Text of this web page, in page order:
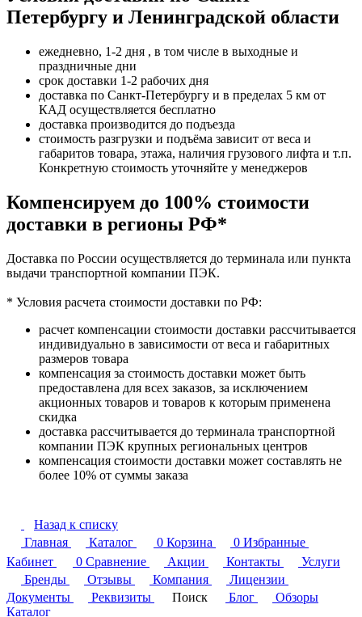
Петербургу и Ленинградской области
ежедневно, 1-2 дня , в том числе в выходные и
праздничные дни
срок доставки 1-2 рабочих дня
доставка по Санкт-Петербургу и в пределах 5 км от
КАД осуществляется бесплатно
доставка производится до подъезда
стоимость разгрузки и подъёма зависит от веса и
габаритов товара, этажа, наличия грузового лифта и т.п.
Конкретную стоимость уточняйте у менеджеров
Компенсируем до 100% стоимости
доставки в регионы РФ*
Доставка по России осуществляется до терминала или пункта
выдачи транспортной компании ПЭК.
* Условия расчета стоимости доставки по РФ:
расчет компенсации стоимости доставки рассчитывается
индивидуально в зависимости от веса и габаритных
размеров товара
компенсация за стоимость доставки может быть
предоставлена для всех заказов, за исключением
акционных товаров и товаров к которым применена
скидка
доставка рассчитывается до терминала транспортной
компании ПЭК крупных региональных центров
компенсация стоимости доставки может составлять не
более 10% от суммы заказа
Назад к списку
Главная
Каталог 0 Корзина 0 Избранные
Кабинет
0 Сравнение Акции Контакты
Услуги
Бренды
Отзывы Компания
Лицензии
Документы
Реквизиты Поиск Блог
Обзоры
Каталог